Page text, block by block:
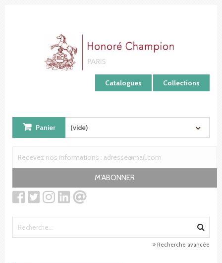
Catalogues Collections
Panier (vide)
M'ABONNER
Recherche avancée